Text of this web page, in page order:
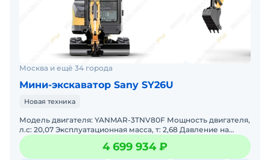
Москва и ещё 34 города
Мини-экскаватор Sany SY26U
Новая техника
Модель двигателя: YANMAR-3TNV80F Мощность двигателя,
л.с: 20,07 Эксплуатационная масса, т: 2,68 Давление на
4 699 934 ₽